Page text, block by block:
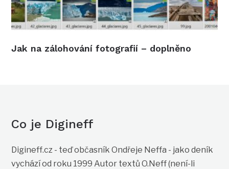
Jak na zálohování fotografií – doplněno
Co je Digineff
Digineff.cz - teď občasník Ondřeje Neffa - jako deník
vychází od roku 1999 Autor textů O.Neff (není-li